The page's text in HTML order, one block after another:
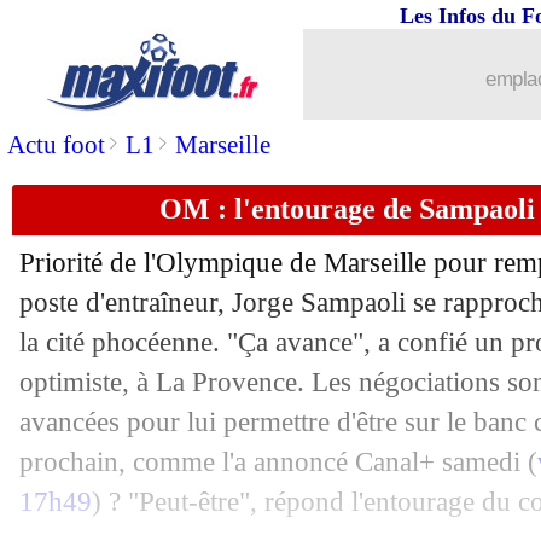
Actu foot> L1 > Marseille
Les Infos du
OM : l'entourage de Sampaoli
Priorité de l'Olympique de Marseille pour
poste d'entraîneur, Jorge Sampaoli se
la cité phocéenne. "Ça avance", a confié un
optimiste, à La Provence. Les négociations
avancées pour lui permettre d'être sur le
prochain, comme l'a annoncé Canal+ samedi (
17h49) ? "Peut-être", répond l'entourage du
Rennes : Grenier reste confiant
21/02 L1: Lorient-Lille, les compos
21/02 Ang.: West Ham enfonce Tottenham
21/02 L1: Montpellier 2-1 Rennes (fini)
21/02 L1 : Nîmes-Bordeaux, les compos
21/02 L1 : Lens-Dijon, les compos
21/02 L1 : Strasbourg-Angers, les compos